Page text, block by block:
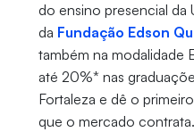
do ensino presencial da
da Fundação Edson
também na modalidade
até 20%* nas
Fortaleza e dê o
que o mercado